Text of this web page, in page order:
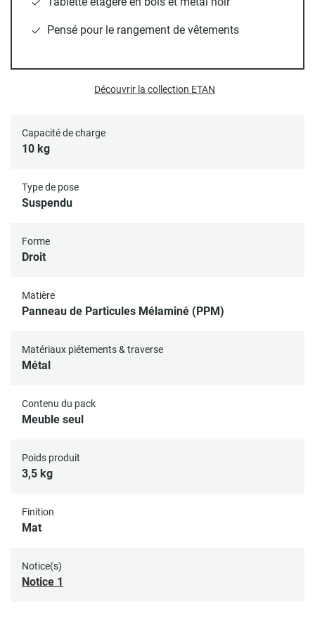
rangement ouvert supplémentaire, idéal pour organiser vos
particulièrement adapté pour des pièces chaleureuses
comme la chambre ou l’entrée. Cette penderie supporte une
Chevilles et vis pour fixation au mur non incluses, car ces
dernières peuvent varier en fonction de votre type de mur.
Capacité de charge
10 kg
Type de pose
Suspendu
Forme
Droit
Matière
Panneau de Particules Mélaminé (PPM)
Matériaux piétements & traverse
Métal
Contenu du pack
Meuble seul
Poids produit
3,5 kg
Finition
Mat
Notice(s)
Notice 1
Pensé pour le rangement de vêtements
Découvrir la collection ETAN